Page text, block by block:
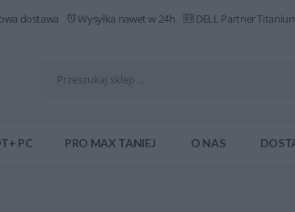
dostawa Wysyłka nawet w 24h DELL Partner
PC PRO MAX TANIEJ O NAS